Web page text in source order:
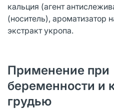
кальция (агент
(носитель), ароматизатор
экстракт укропа.
Применение при
беременности и
грудью